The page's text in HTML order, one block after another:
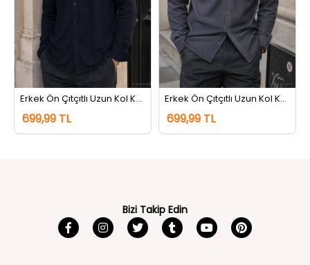
Erkek Ön Çıtçıtlı Uzun Kol Kendinden Desenli Gömlek Lacivert
699,99 TL
Erkek Ön Çıtçıtlı Uzun Kol Kendinden Desenli Gömlek Gri
699,99 TL
Bizi Takip Edin